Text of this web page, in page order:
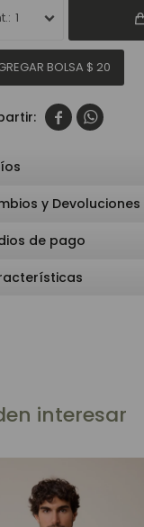
1
BOLSA $ 20
 
y Devoluciones
de pago
interesar